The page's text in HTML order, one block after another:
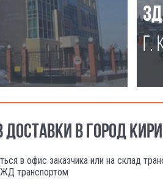
Г.
ДОСТАВКИ В ГОРОД
в офис заказчика или на склад
транспортом